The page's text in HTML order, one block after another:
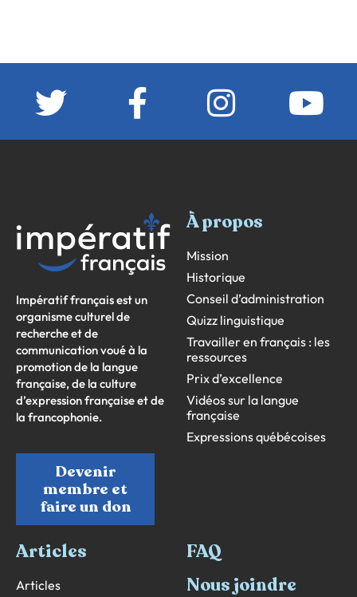
Impératif français est un
organisme culturel de
recherche et de
communication voué à la
promotion de la langue
française, de la culture
d’expression française et de
la francophonie.
Devenir
membre et
faire un don
À propos
Mission
Historique
Conseil d’administration
Quizz linguistique
Travailler en français : les
ressources
Prix d’excellence
Vidéos sur la langue
française
Expressions québécoises
Articles
Articles
FAQ
Nous joindre